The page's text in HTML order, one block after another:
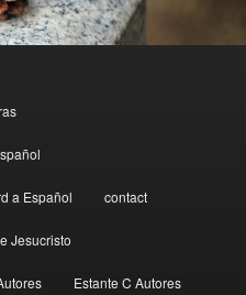
a Español contact
Jesucristo
Estante C Autores